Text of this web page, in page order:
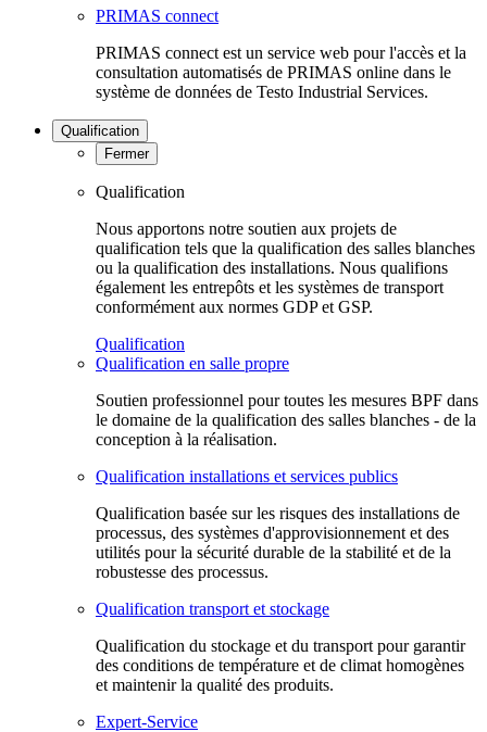
PRIMAS connect
PRIMAS connect est un service web pour l'accès et la
consultation automatisés de PRIMAS online dans le
système de données de Testo Industrial Services.
Qualification
Fermer
Qualification
Nous apportons notre soutien aux projets de
qualification tels que la qualification des salles blanches
ou la qualification des installations. Nous qualifions
également les entrepôts et les systèmes de transport
conformément aux normes GDP et GSP.
Qualification
Qualification en salle propre
Soutien professionnel pour toutes les mesures BPF dans
le domaine de la qualification des salles blanches - de la
conception à la réalisation.
Qualification installations et services publics
Qualification basée sur les risques des installations de
processus, des systèmes d'approvisionnement et des
utilités pour la sécurité durable de la stabilité et de la
robustesse des processus.
Qualification transport et stockage
Qualification du stockage et du transport pour garantir
des conditions de température et de climat homogènes
et maintenir la qualité des produits.
Expert-Service